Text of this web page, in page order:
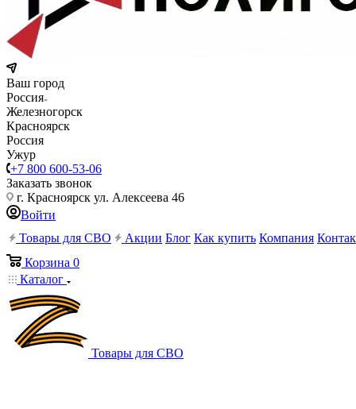
Ваш город
Россия
Железногорск
Красноярск
Россия
Ужур
+7 800 600-53-06
Заказать звонок
г. Красноярск ул. Алексеева 46
Войти
Товары для СВО
Акции Блог Как купить Компания
Корзина 0
Каталог
Товары для СВО